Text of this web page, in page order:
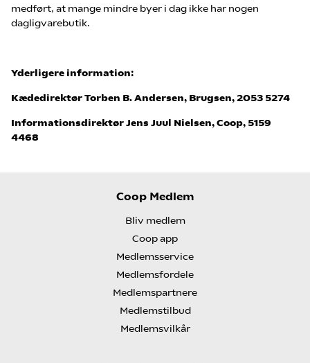
medført, at mange mindre byer i dag ikke har nogen
dagligvarebutik.
Yderligere information:
Kædedirektør Torben B. Andersen, Brugsen, 2053 5274
Informationsdirektør Jens Juul Nielsen, Coop, 5159
4468
Coop Medlem
Bliv medlem
Coop app
Medlemsservice
Medlemsfordele
Medlemspartnere
Medlemstilbud
Medlemsvilkår